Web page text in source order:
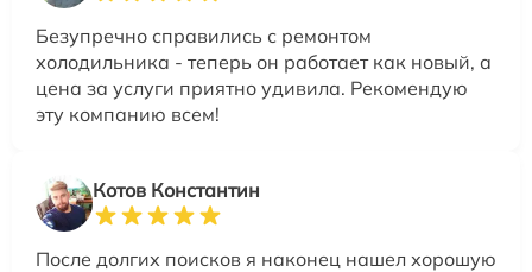
Безупречно справились с ремонтом
холодильника - теперь он работает как новый, а
цена за услуги приятно удивила. Рекомендую
эту компанию всем!
Котов Константин
После долгих поисков я наконец нашел хорошую